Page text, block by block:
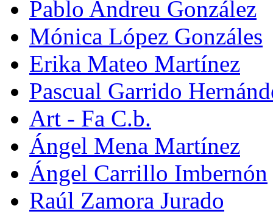
Pablo Andreu González
Mónica López Gonzáles
Erika Mateo Martínez
Pascual Garrido
Art - Fa C.b.
Ángel Mena Martínez
Ángel Carrillo Imbernón
Raúl Zamora Jurado